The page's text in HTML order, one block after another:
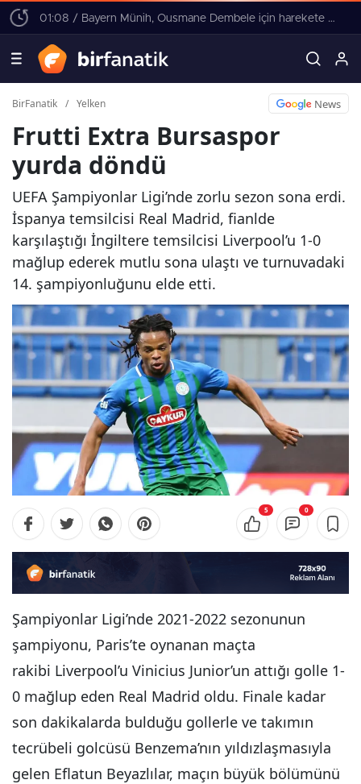
01:08 / Bayern Münih, Ousmane Dembele için harekete geçti! 4 yıllık sözleşme teklifi
BirFanatik / Yelken News
Frutti Extra Bursaspor
yurda döndü
UEFA Şampiyonlar Ligi’nde zorlu sezon sona erdi.
İspanya temsilcisi Real Madrid, fianlde
karşılaştığı İngiltere temsilcisi Liverpool’u 1-0
mağlup ederek mutlu sona ulaştı ve turnuvadaki
14. şampiyonluğunu elde etti.
5 0
Şampiyonlar Ligi’nde 2021-2022 sezonunun
şampiyonu, Paris’te oynanan maçta
rakibi Liverpool’u Vinicius Junior’un attığı golle 1-
0 mağlup eden Real Madrid oldu. Finale kadar
son dakikalarda bulduğu gollerle ve takımın
tecrübeli golcüsü Benzema’nın yıldızlaşmasıyla
gelen Eflatun Beyazlılar, maçın büyük bölümünü